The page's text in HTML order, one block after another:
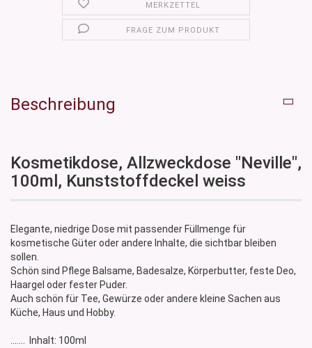
MERKZETTEL
FRAGE ZUM PRODUKT
Beschreibung
Kosmetikdose, Allzweckdose "Neville",
100ml, Kunststoffdeckel weiss
Elegante, niedrige Dose mit passender Füllmenge für
kosmetische Güter oder andere Inhalte, die sichtbar bleiben
sollen.
Schön sind Pflege Balsame, Badesalze, Körperbutter, feste Deo,
Haargel oder fester Puder.
Auch schön für Tee, Gewürze oder andere kleine Sachen aus
Küche, Haus und Hobby.
....... Inhalt: 100ml